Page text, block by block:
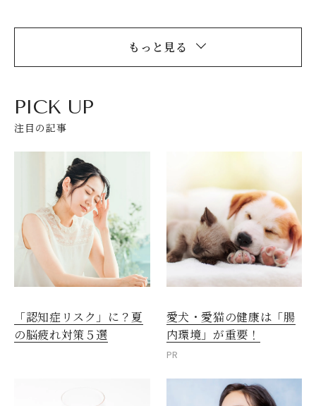
もっと見る
PICK UP
注目の記事
「認知症リスク」に？夏
の脳疲れ対策５選
愛犬・愛猫の健康は「腸
内環境」が重要！
PR
閉じる